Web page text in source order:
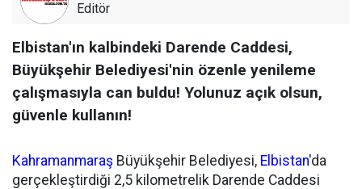
Editör
Elbistan'ın kalbindeki Darende Caddesi,
Büyükşehir Belediyesi'nin özenle yenileme
çalışmasıyla can buldu! Yolunuz açık olsun,
güvenle kullanın!
Kahramanmaraş Büyükşehir Belediyesi, Elbistan'da
gerçekleştirdiği 2,5 kilometrelik Darende Caddesi